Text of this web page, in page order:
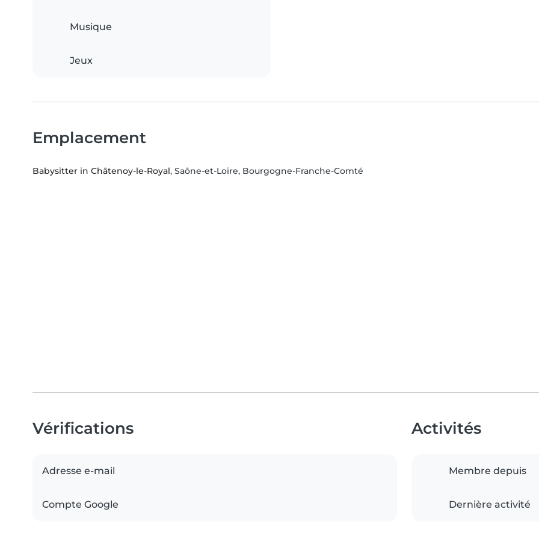
Musique
Jeux
Emplacement
Babysitter in Châtenoy-le-Royal, Saône-et-Loire, Bourgogne-Franche-Comté
Vérifications
Adresse e-mail
Compte Google
Activités
Membre depuis
Dernière activité